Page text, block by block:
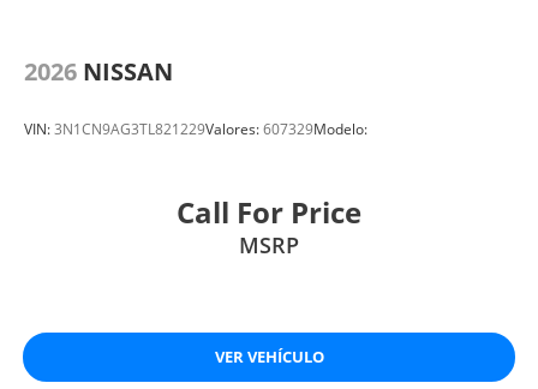
2026 NISSAN
VIN:3N1CN9AG3TL821229Valores:607329Modelo:
Call For Price
MSRP
VER VEHÍCULO